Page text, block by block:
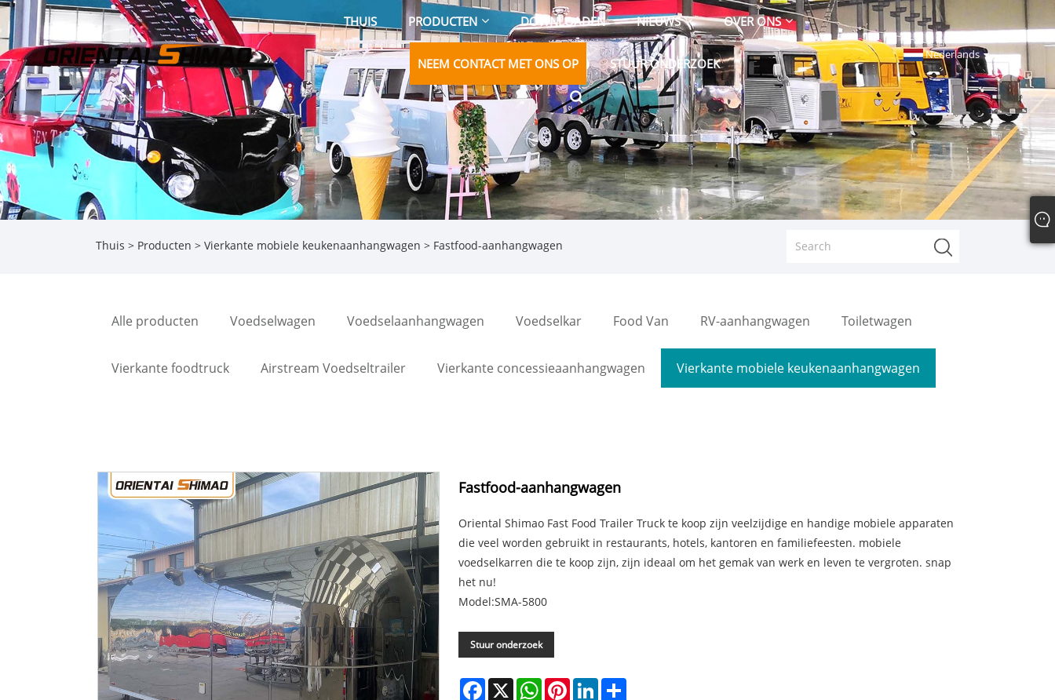
THUIS PRODUCTEN DOWNLOADEN NIEUWS OVER ONS
NEEM CONTACT MET ONS OP STUUR ONDERZOEK
Nederlands
Thuis > Producten > Vierkante mobiele keukenaanhangwagen > Fastfood-aanhangwagen
Alle producten Voedselwagen Voedselaanhangwagen Voedselkar Food Van RV-aanhangwagen Toiletwagen
Vierkante foodtruck Airstream Voedseltrailer Vierkante concessieaanhangwagen Vierkante mobiele keukenaanhangwagen
Fastfood-aanhangwagen
Oriental Shimao Fast Food Trailer Truck te koop zijn veelzijdige en handige mobiele apparaten
die veel worden gebruikt in restaurants, hotels, kantoren en familiefeesten. mobiele
voedselkarren die te koop zijn, zijn ideaal om het gemak van werk en leven te vergroten. snap
het nu!
Model:SMA-5800
Stuur onderzoek
Facebook
X WhatsAppPinterestLinkedIn